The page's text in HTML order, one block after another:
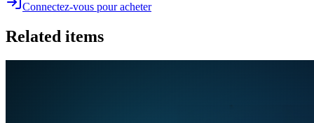
Connectez-vous pour acheter
Related items